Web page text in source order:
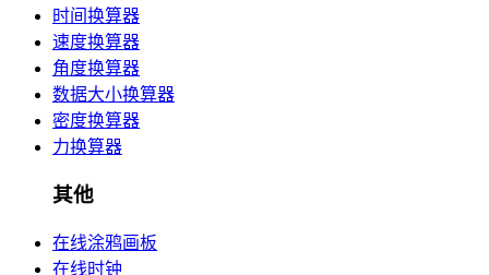
时间换算器
速度换算器
角度换算器
数据大小换算器
密度换算器
力换算器
其他
在线涂鸦画板
在线时钟